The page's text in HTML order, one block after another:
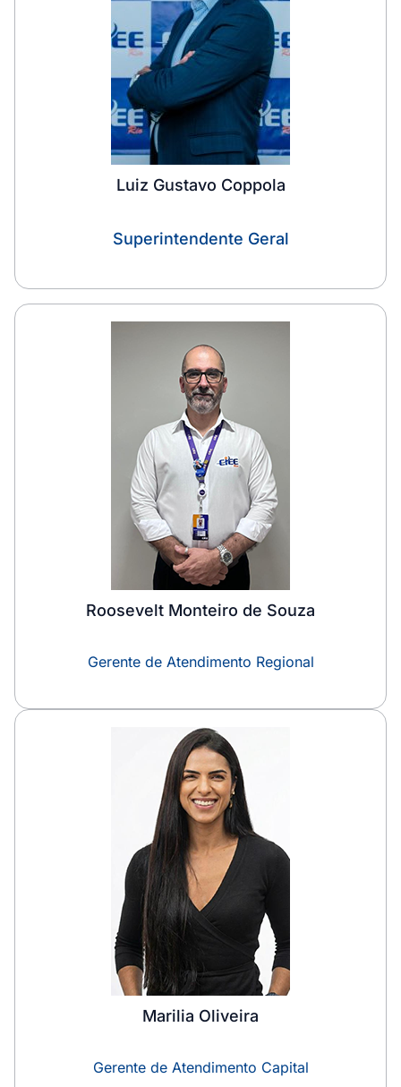
Luiz Gustavo Coppola
Superintendente Geral
Roosevelt Monteiro de Souza
Gerente de Atendimento Regional
Marilia Oliveira
Gerente de Atendimento Capital